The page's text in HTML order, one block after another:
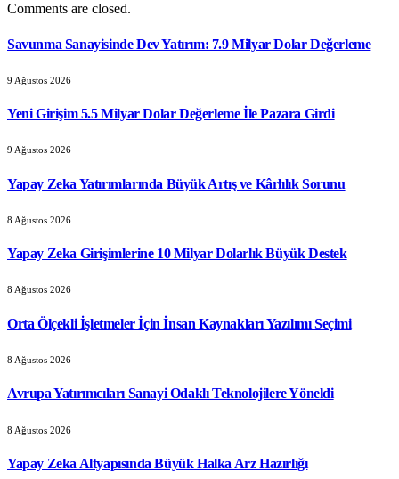
Comments are closed.
Savunma Sanayisinde Dev Yatırım: 7.9 Milyar Dolar Değerleme
9 Ağustos 2026
Yeni Girişim 5.5 Milyar Dolar Değerleme İle Pazara Girdi
9 Ağustos 2026
Yapay Zeka Yatırımlarında Büyük Artış ve Kârlılık Sorunu
8 Ağustos 2026
Yapay Zeka Girişimlerine 10 Milyar Dolarlık Büyük Destek
8 Ağustos 2026
Orta Ölçekli İşletmeler İçin İnsan Kaynakları Yazılımı Seçimi
8 Ağustos 2026
Avrupa Yatırımcıları Sanayi Odaklı Teknolojilere Yöneldi
8 Ağustos 2026
Yapay Zeka Altyapısında Büyük Halka Arz Hazırlığı